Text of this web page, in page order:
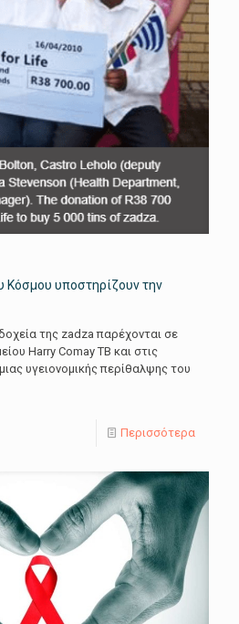
Κόσμου υποστηρίζουν την
της zadza παρέχονται σε
Harry Comay TB και στις
υγειονομικής περίθαλψης του
Περισσότερα